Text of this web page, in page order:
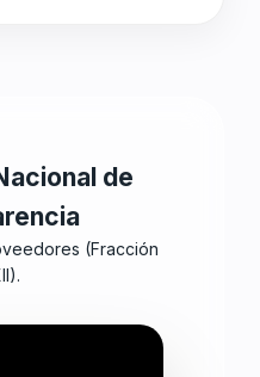
de
(Fracción